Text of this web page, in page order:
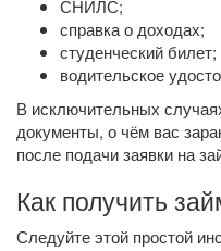
СНИЛС;
справка о доходах;
студенческий билет;
водительское
В исключительных
документы, о чём вас
после подачи заявки на
Как получить
Следуйте этой простой